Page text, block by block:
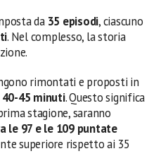
da 35 episodi, ciascuno
. Nel complesso, la storia
rimontati e proposti in
40-45 minuti. Questo significa
stagione, saranno
le 97 e le 109 puntate
superiore rispetto ai 35